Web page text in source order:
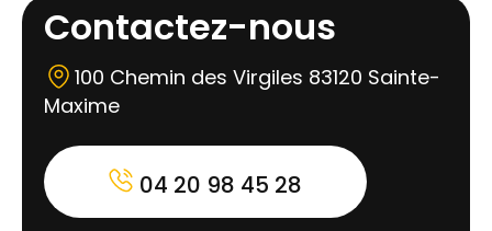
Contactez-nous
100 Chemin des Virgiles 83120 Sainte-
Maxime
04 20 98 45 28